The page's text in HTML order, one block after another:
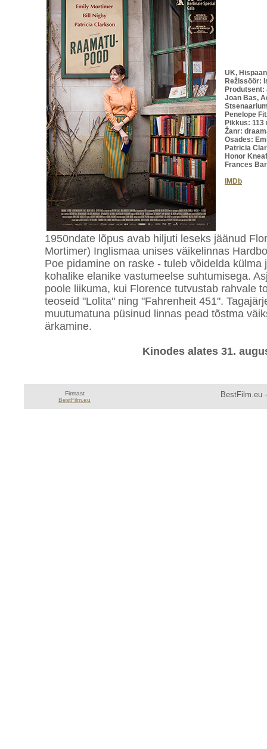
UK,
Režissöör:
Produtsent:
Joan Bas,
Penelope
Pikkus: 113
Žanr:
Osades:
Patricia
Honor
Frances
IMDb
1950ndate lõpus avab hiljuti leseks jäänud
Mortimer) Inglismaa unises väikelinnas
Poe pidamine on raske - tuleb võidelda külma
kohalike elanike vastumeelse suhtumisega.
poole liikuma, kui Florence tutvustab rahvale
teoseid "Lolita" ning "Fahrenheit 451".
muutumatuna püsinud linnas pead tõstma
ärkamine.
Kinodes alates 31.
Firmast
BestFilm.eu
BestFilm.eu